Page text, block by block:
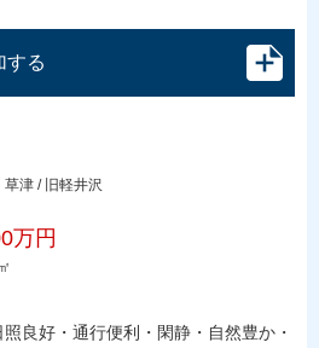
する
草津 / 旧軽井沢
万円
良好・通行便利・閑静・自然豊か・